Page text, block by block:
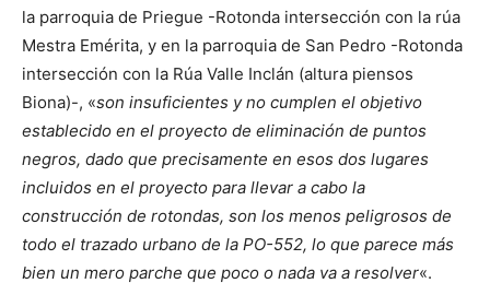
la parroquia de Priegue -Rotonda intersección con la rúa
Mestra Emérita, y en la parroquia de San Pedro -Rotonda
intersección con la Rúa Valle Inclán (altura piensos
Biona)-, «son insuficientes y no cumplen el objetivo
establecido en el proyecto de eliminación de puntos
negros, dado que precisamente en esos dos lugares
incluidos en el proyecto para llevar a cabo la
construcción de rotondas, son los menos peligrosos de
todo el trazado urbano de la PO-552, lo que parece más
bien un mero parche que poco o nada va a resolver«.